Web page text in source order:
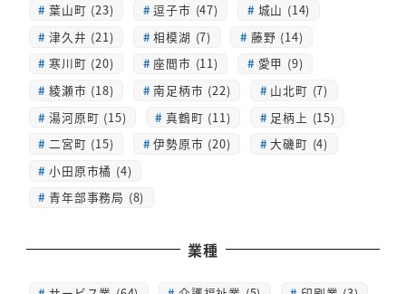
葉山町 (23)
逗子市 (47)
城山 (14)
津久井 (21)
相模湖 (7)
藤野 (14)
寒川町 (20)
座間市 (11)
愛甲 (9)
綾瀬市 (18)
南足柄市 (22)
山北町 (7)
湯河原町 (15)
真鶴町 (11)
足柄上 (15)
二宮町 (15)
伊勢原市 (20)
大磯町 (4)
小田原市橘 (4)
青年部事務局 (8)
業種